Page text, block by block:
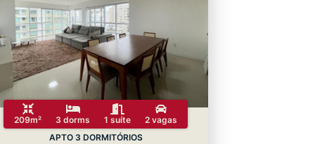
209m² 3 dorms 1 suíte
2 vagas
APTO 3 DORMITÓRIOS